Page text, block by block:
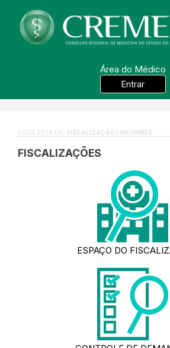
Área do Médico
Entrar
VOCÊ ESTÁ EM: FISCALIZAÇÃO / INFORMES
FISCALIZAÇÕES
ESPAÇO DO